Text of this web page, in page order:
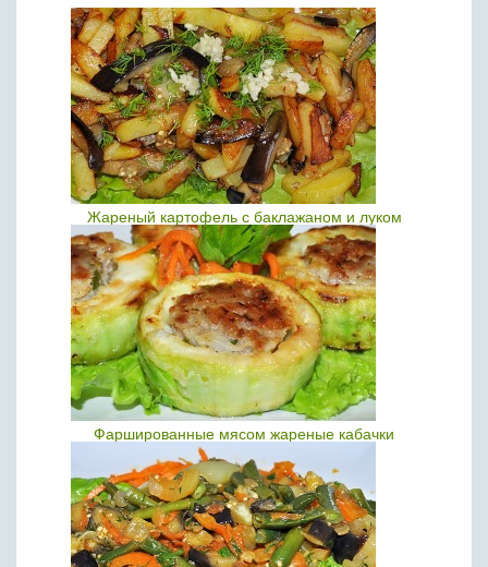
Жареный картофель с баклажаном и луком
Фаршированные мясом жареные кабачки